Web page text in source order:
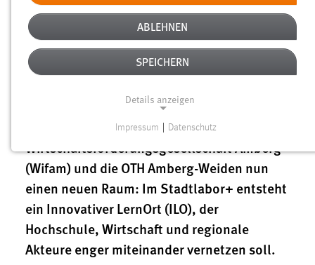
27.05.2026
Innovationen entstehen oft dort, wo
Menschen aus unterschiedlichen Bereichen
gemeinsam an Lösungen arbeiten. Genau
dafür schaffen die
Wirtschaftsförderungsgesellschaft Amberg
(Wifam) und die OTH Amberg-Weiden nun
einen neuen Raum: Im Stadtlabor+ entsteht
ein Innovativer LernOrt (ILO), der
Hochschule, Wirtschaft und regionale
Akteure enger miteinander vernetzen soll.
ABLEHNEN
SPEICHERN
Details anzeigen
Notwendige Cookies ermöglichen grundlegende
Funktionen und sind für die einwandfreie Funktion der
Website erforderlich.
Einverständnis
Name:
Impressum Datenschutz